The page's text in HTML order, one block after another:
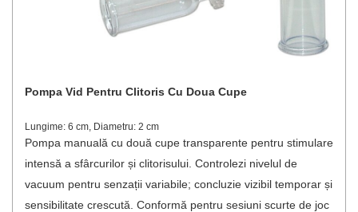
Pompa Vid Pentru Clitoris Cu Doua Cupe
Lungime: 6 cm, Diametru: 2 cm
Pompa manuală cu două cupe transparente pentru stimulare
intensă a sfârcurilor și clitorisului. Controlezi nivelul de
vacuum pentru senzații variabile; concluzie vizibil temporar și
sensibilitate crescută. Conformă pentru sesiuni scurte de joc